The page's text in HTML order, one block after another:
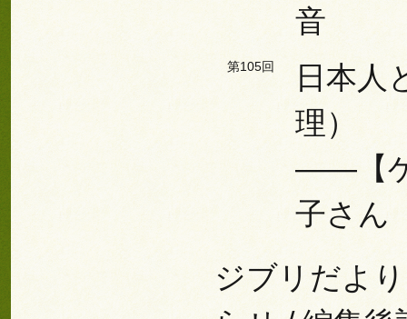
音
第105回
日本人
理）
――【
子さん
ジブリだよ